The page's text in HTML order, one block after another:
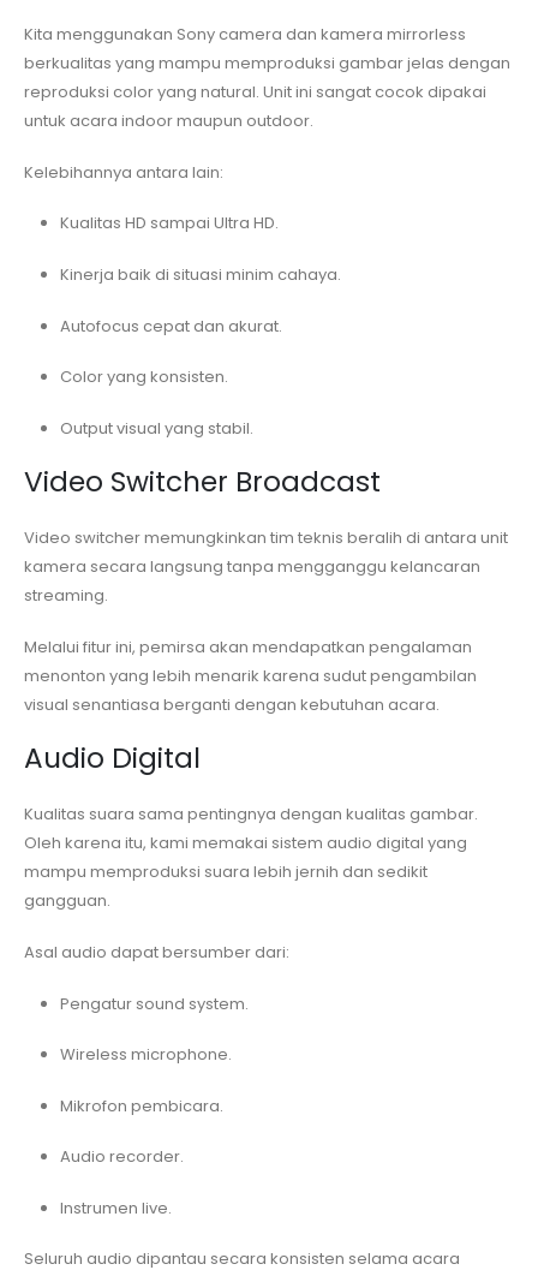
Kita menggunakan Sony camera dan kamera mirrorless
berkualitas yang mampu memproduksi gambar jelas dengan
reproduksi color yang natural. Unit ini sangat cocok dipakai
untuk acara indoor maupun outdoor.
Kelebihannya antara lain:
Kualitas HD sampai Ultra HD.
Kinerja baik di situasi minim cahaya.
Autofocus cepat dan akurat.
Color yang konsisten.
Output visual yang stabil.
Video Switcher Broadcast
Video switcher memungkinkan tim teknis beralih di antara unit
kamera secara langsung tanpa mengganggu kelancaran
streaming.
Melalui fitur ini, pemirsa akan mendapatkan pengalaman
menonton yang lebih menarik karena sudut pengambilan
visual senantiasa berganti dengan kebutuhan acara.
Audio Digital
Kualitas suara sama pentingnya dengan kualitas gambar.
Oleh karena itu, kami memakai sistem audio digital yang
mampu memproduksi suara lebih jernih dan sedikit
gangguan.
Asal audio dapat bersumber dari:
Pengatur sound system.
Wireless microphone.
Mikrofon pembicara.
Audio recorder.
Instrumen live.
Seluruh audio dipantau secara konsisten selama acara